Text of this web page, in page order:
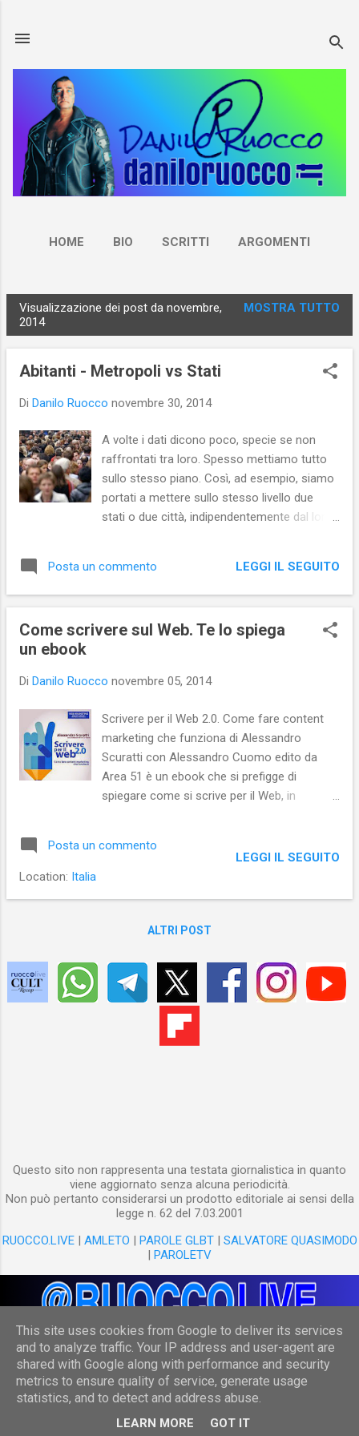
HOME BIO SCRITTI ARGOMENTI
RUOCCO.LIVE
o
Visualizzazione dei post da novembre,
2014
MOSTRA TUTTO
Abitanti - Metropoli vs Stati
Di Danilo Ruocco novembre 30, 2014
A volte i dati dicono poco, specie se non
raffrontati tra loro. Spesso mettiamo tutto
sullo stesso piano. Così, ad esempio, siamo
portati a mettere sullo stesso livello due
stati o due città, indipendentemente dal loro
di sorprendersi e riflettere... Ad esempio: la
città di Mosca e la Grecia hanno quasi lo
milioni, ma Mosca ne ha 400mila in più); la
la regione italiana ne ha 400mila in più
Roma ha 800mila abitanti in più della
Slovenia (entrambe superano i 2 milioni);
ha due volte e mezzo il numero di abitanti
dello stato del Lussemburgo . Giocando un
amministra la città di Tokyo deve dar conto...
Posta un commento LEGGI IL SEGUITO
Come scrivere sul Web. Te lo spiega
un ebook
Di Danilo Ruocco novembre 05, 2014
Scrivere per il Web 2.0. Come fare content
marketing che funziona di Alessandro
Scuratti con Alessandro Cuomo edito da
Area 51 è un ebook che si prefigge di
spiegare come si scrive per il Web, in
apertura di manuale, che la scrittura per il
in atto strategie differenti, per poter essere
differenza è notevole perché se la lettura su
carta è sequenziale, quella a video non lo è:
chi naviga su Internet, infatti, “salta” da un
contenuto a un altro e non legge dalla prima
all’ultima pagina come, invece, fa chi apre un
Posta un commento
Location: Italia
LEGGI IL SEGUITO
ALTRI POST
Questo sito non rappresenta una testata giornalistica in quanto
viene aggiornato senza alcuna periodicità.
Non può pertanto considerarsi un prodotto editoriale ai sensi della
legge n. 62 del 7.03.2001
RUOCCO.LIVE| AMLETO | PAROLE GLBT| SALVATORE QUASIMODO
| PAROLETV
Powered by Blogger
(c) Danilo Ruocco
This site uses cookies from Google to deliver its services
and to analyze traffic. Your IP address and user-agent are
shared with Google along with performance and security
metrics to ensure quality of service, generate usage
statistics, and to detect and address abuse.
LEARN MORE GOT IT